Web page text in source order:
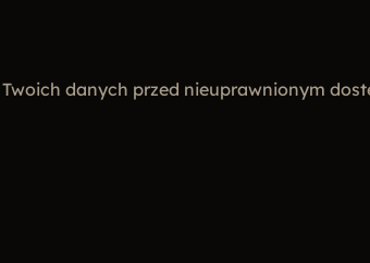
danych przed nieuprawnionym